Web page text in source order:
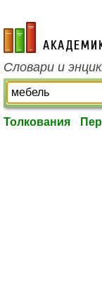
academic.ru
Словари и
Толкования